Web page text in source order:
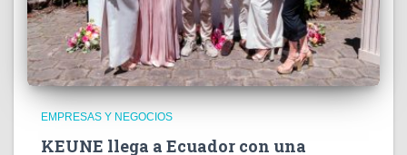
EMPRESAS Y NEGOCIOS
KEUNE llega a Ecuador con una